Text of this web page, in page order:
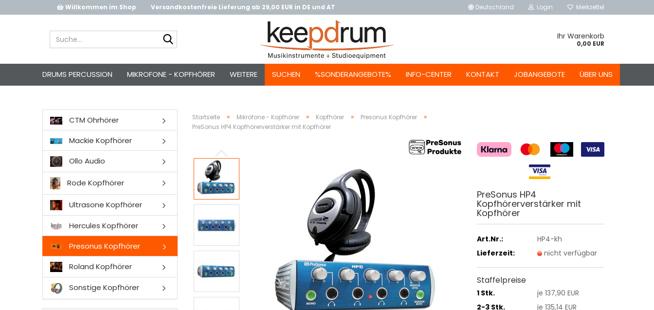
Willkommen im Shop Versandkostenfreie Lieferung ab 29,00 EUR in DE und AT Deutschland Login Merkzettel
Ihr Warenkorb
0,00 EUR
DRUMS PERCUSSION MIKROFONE - KOPFHÖRER SUCHEN %SONDERANGEBOTE% INFO-CENTER KONTAKT JOBANGEBOTE ÜBER UNS
WEITERE
Startseite » Mikrofone - Kopfhörer » Kopfhörer » Presonus Kopfhörer »
PreSonus HP4 Kopfhörerverstärker mit Kopfhörer
PreSonus HP4
Kopfhörerverstärker mit
Kopfhörer
Art.Nr.:
HP4-kh
Lieferzeit:
nicht verfügbar
Staffelpreise
1 Stk.
je 137,90 EUR
2-3 Stk.
je 135,14 EUR
CTM Ohrhörer
Mackie Kopfhörer
Ollo Audio
Rode Kopfhörer
Ultrasone Kopfhörer
Hercules Kopfhörer
Presonus Kopfhörer
Roland Kopfhörer
Sonstige Kopfhörer